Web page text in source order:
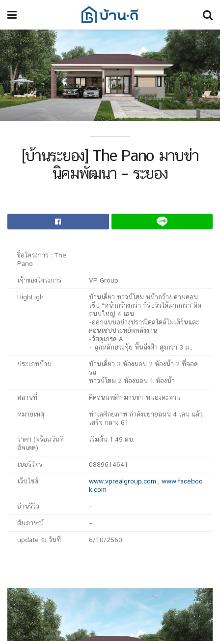
[บ้านระยอง] The Pano มาบข่า
นิคมพัฒนา – ระยอง
ชื่อโครงการ : The
Pano
เจ้าของโครงการ VP Group
HighLigh
บ้านเดี่ยว ทาวน์โฮม หน้ากว้าง ตามคอน
เซ็ป “หน้ากว้างกว่า ก็รับวิวได้มากกว่า”ติด
ถนนใหญ่ 4 เลน
-ออกแบบอย่างปราณีตสไตล์โมเดิร์นและ
คอนเซปประหยัดพลังงาน
-วัสดุเกรด A
– ถูกหลักฮวงจุ้ย พื้นถึงฝ้า สูงกว่า 3 ม..
ประเภทบ้าน
บ้านเดี่ยว 3 ห้องนอน 2 ห้องน้ำ 2 ที่จอด
รถ
ทาวน์โฮม 2 ห้องนอน 1 ห้องน้ำ
สถานที่ ติดถนนหลัก มาบข่า-หนองตะพาน
หมายเหตุ
ทำเลศักยภาพ กำลังขยายถนน 4 เลน แล้ว
เสร็จ กลาง 61
ราคา (พร้อมวันที่
อัพเดต)
เริ่มต้น 1.49 ลบ.
เบอร์โทร 0889614641
เว็บไซต์ www.vprealgroup.com , www.faceboo
k.com
อ่านรีวิว –
สัมภาษณ์ –
update ณ วันที่ 6/10/2560